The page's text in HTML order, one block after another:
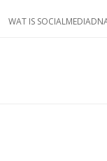
WAT IS